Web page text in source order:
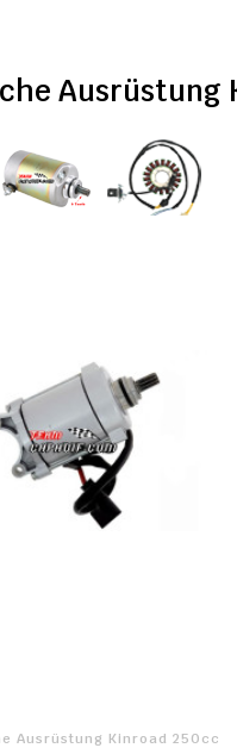
Ausrüstung
Ausrüstung Kinroad 250cc